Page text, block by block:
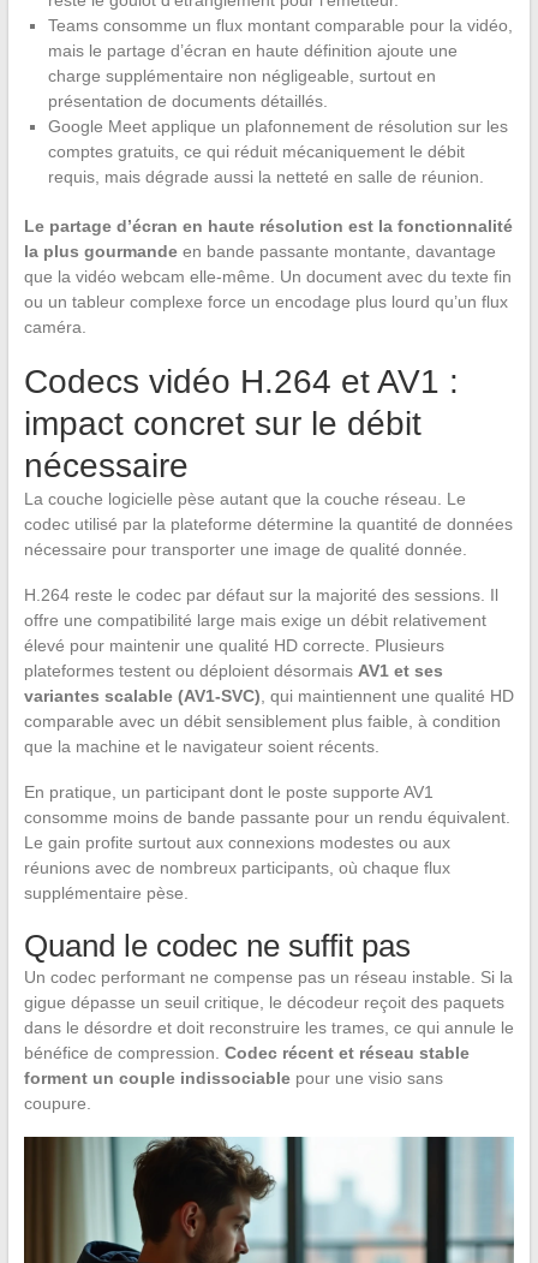
Teams consomme un flux montant comparable pour la vidéo,
mais le partage d’écran en haute définition ajoute une
charge supplémentaire non négligeable, surtout en
présentation de documents détaillés.
Google Meet applique un plafonnement de résolution sur les
comptes gratuits, ce qui réduit mécaniquement le débit
requis, mais dégrade aussi la netteté en salle de réunion.
Le partage d’écran en haute résolution est la fonctionnalité
la plus gourmandeen bande passante montante, davantage
que la vidéo webcam elle-même. Un document avec du texte fin
ou un tableur complexe force un encodage plus lourd qu’un flux
caméra.
Codecs vidéo H.264 et AV1 :
impact concret sur le débit
nécessaire
La couche logicielle pèse autant que la couche réseau. Le
codec utilisé par la plateforme détermine la quantité de données
nécessaire pour transporter une image de qualité donnée.
H.264 reste le codec par défaut sur la majorité des sessions. Il
offre une compatibilité large mais exige un débit relativement
élevé pour maintenir une qualité HD correcte. Plusieurs
plateformes testent ou déploient désormais AV1 et ses
variantes scalable (AV1-SVC) , qui maintiennent une qualité HD
comparable avec un débit sensiblement plus faible, à condition
que la machine et le navigateur soient récents.
En pratique, un participant dont le poste supporte AV1
consomme moins de bande passante pour un rendu équivalent.
Le gain profite surtout aux connexions modestes ou aux
réunions avec de nombreux participants, où chaque flux
supplémentaire pèse.
Quand le codec ne suffit pas
Un codec performant ne compense pas un réseau instable. Si la
gigue dépasse un seuil critique, le décodeur reçoit des paquets
dans le désordre et doit reconstruire les trames, ce qui annule le
bénéfice de compression. Codec récent et réseau stable
forment un couple indissociablepour une visio sans
coupure.